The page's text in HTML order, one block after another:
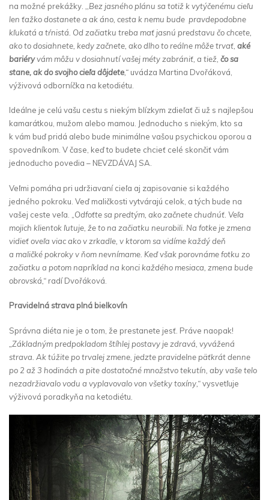
na možné prekážky.
,,Bez jasného plánu sa totiž k vytýčenému cieľu
len ťažko dostanete a ak áno, cesta k nemu bude pravdepodobne
kľukatá a tŕnistá. Od začiatku treba mať jasnú predstavu čo chcete,
ako to dosiahnete, kedy začnete, ako dlho to reálne môže trvať, aké
bariéryvám môžu v dosiahnutí vašej méty zabrániť, a tiež, čo sa
stane, ak do svojho cieľa dôjdete,“ uvádza Martina Dvořáková,
výživová odborníčka na ketodiétu.
Ideálne je celú vašu cestu s niekým blízkym zdieľať či už s najlepšou
kamarátkou, mužom alebo mamou. Jednoducho s niekým, kto sa
k vám buď pridá alebo bude minimálne vašou psychickou oporou a
spovedníkom. V čase, keď to budete chcieť celé skončiť vám
jednoducho povedia – NEVZDÁVAJ SA.
Veľmi pomáha pri udržiavaní cieľa aj zapisovanie si každého
jedného pokroku. Veď maličkosti vytvárajú celok, a tých bude na
vašej ceste veľa. „ Odfoťte sa predtým, ako začnete chudnúť. Veľa
mojich klientok ľutuje, že to na začiatku neurobili. Na fotke je zmena
vidieť oveľa viac ako v zrkadle, v ktorom sa vidíme každý deň
a maličké pokroky v ňom nevnímame. Keď však porovnáme fotku zo
začiatku a potom napríklad na konci každého mesiaca, zmena bude
obrovská,“radí Dvořáková.
Pravidelná strava plná bielkovín
Správna diéta nie je o tom, že prestanete jesť. Práve naopak!
„Základným predpokladom štíhlej postavy je zdravá, vyvážená
strava. Ak túžite po trvalej zmene, jedzte pravidelne päťkrát denne
po 2 až 3 hodinách a pite dostatočné množstvo tekutín, aby vaše telo
nezadržiavalo vodu a vyplavovalo von všetky toxíny,“vysvetľuje
výživová poradkyňa na ketodiétu.